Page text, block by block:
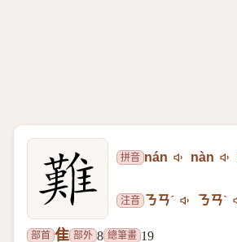
拼音 nán nàn
注音 ㄋㄢˊ ㄋㄢˋ
部首 隹 部外 8 總筆畫 19